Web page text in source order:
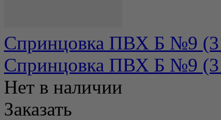
Спринцовка ПВХ Б №9
Спринцовка ПВХ Б №9
Нет в наличии
Заказать